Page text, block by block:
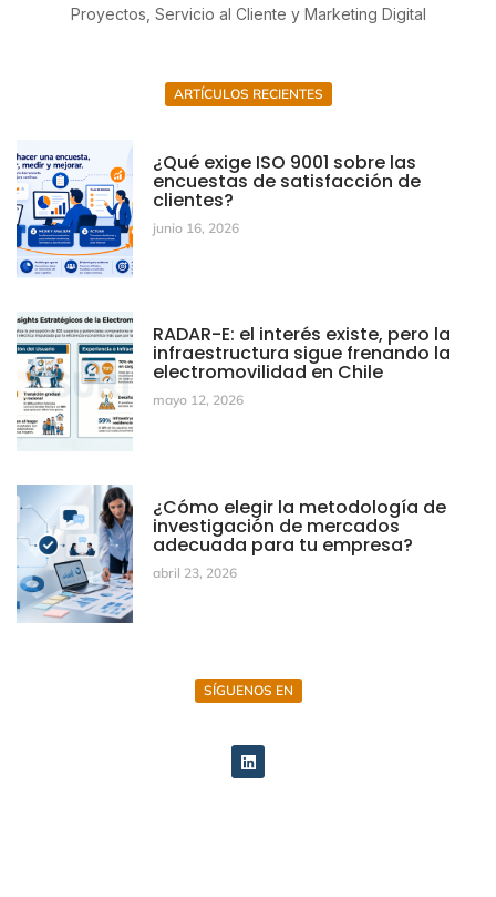
Proyectos, Servicio al Cliente y Marketing Digital
ARTÍCULOS RECIENTES
¿Qué exige ISO 9001 sobre las
encuestas de satisfacción de
clientes?
junio 16, 2026
RADAR-E: el interés existe, pero la
infraestructura sigue frenando la
electromovilidad en Chile
mayo 12, 2026
¿Cómo elegir la metodología de
investigación de mercados
adecuada para tu empresa?
abril 23, 2026
SÍGUENOS EN